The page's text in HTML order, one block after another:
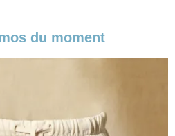
du moment